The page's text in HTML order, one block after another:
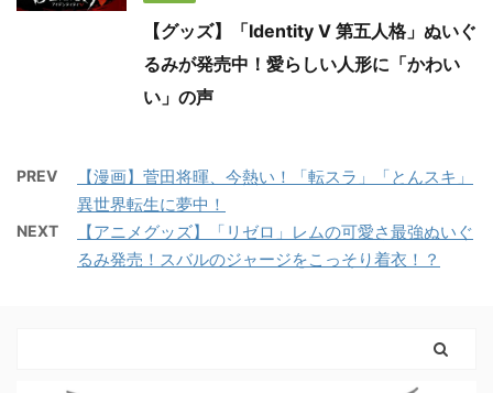
【グッズ】「Identity V 第五人格」ぬいぐ
るみが発売中！愛らしい人形に「かわい
い」の声
PREV
【漫画】菅田将暉、今熱い！「転スラ」「とんスキ」
異世界転生に夢中！
NEXT
【アニメグッズ】「リゼロ」レムの可愛さ最強ぬいぐ
るみ発売！スバルのジャージをこっそり着衣！？